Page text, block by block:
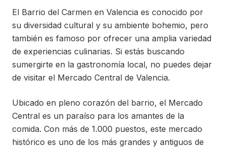
El Barrio del Carmen en Valencia es conocido por
su diversidad cultural y su ambiente bohemio, pero
también es famoso por ofrecer una amplia variedad
de experiencias culinarias. Si estás buscando
sumergirte en la gastronomía local, no puedes dejar
de visitar el Mercado Central de Valencia.
Ubicado en pleno corazón del barrio, el Mercado
Central es un paraíso para los amantes de la
comida. Con más de 1.000 puestos, este mercado
histórico es uno de los más grandes y antiguos de